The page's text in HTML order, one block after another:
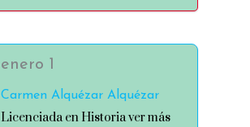
Carmen Alquézar Alquézar
enero 1
Licenciada en Historia ver más